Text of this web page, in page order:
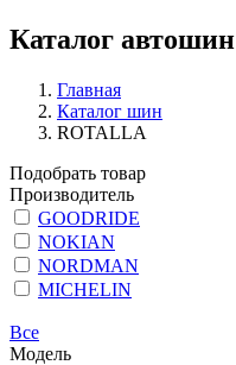
Каталог автошин
Главная
Каталог шин
ROTALLA
Подобрать товар
Производитель
GOODRIDE
NOKIAN
NORDMAN
MICHELIN
Все
Модель